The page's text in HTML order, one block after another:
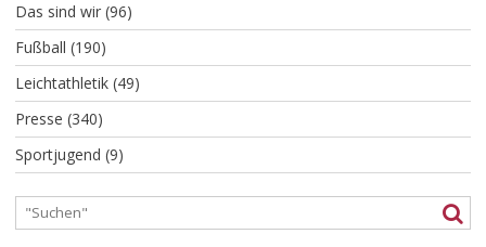
Das sind wir(96)
Fußball (190)
Leichtathletik(49)
Presse (340)
Sportjugend (9)